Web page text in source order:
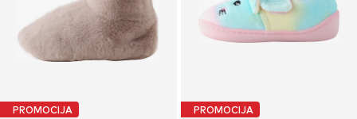
PROMOCIJA PROMOCIJA